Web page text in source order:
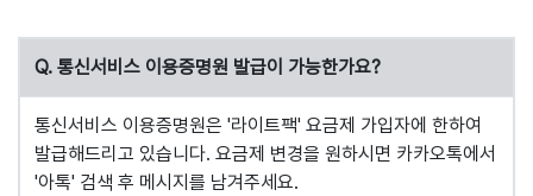
Q. 통신서비스 이용증명원 발급이 가능한가요?
통신서비스 이용증명원은 '라이트팩' 요금제 가입자에 한하여
발급해드리고 있습니다. 요금제 변경을 원하시면 카카오톡에서
'아톡' 검색 후 메시지를 남겨주세요.